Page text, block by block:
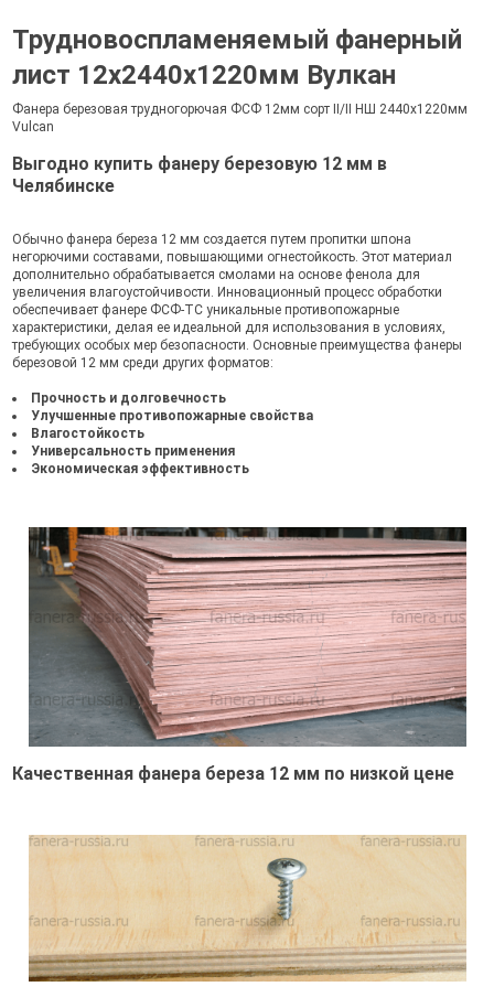
Трудновоспламеняемый фанерный
лист 12х2440х1220мм Вулкан
Фанера березовая трудногорючая ФСФ 12мм сорт II/II НШ 2440х1220мм
Vulcan
Выгодно купить фанеру березовую 12 мм в
Челябинске
Обычно фанера береза 12 мм создается путем пропитки шпона
негорючими составами, повышающими огнестойкость. Этот материал
дополнительно обрабатывается смолами на основе фенола для
увеличения влагоустойчивости. Инновационный процесс обработки
обеспечивает фанере ФСФ-ТС уникальные противопожарные
характеристики, делая ее идеальной для использования в условиях,
требующих особых мер безопасности. Основные преимущества фанеры
березовой 12 мм среди других форматов:
Прочность и долговечность
Улучшенные противопожарные свойства
Влагостойкость
Универсальность применения
Экономическая эффективность
Качественная фанера береза 12 мм по низкой цене